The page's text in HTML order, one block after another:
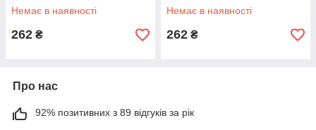
Немає в наявності
262 ₴
Немає в наявності
262 ₴
Про нас
92% позитивних з 89 відгуків за рік